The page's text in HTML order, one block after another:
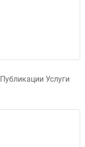
Публикации Услуги